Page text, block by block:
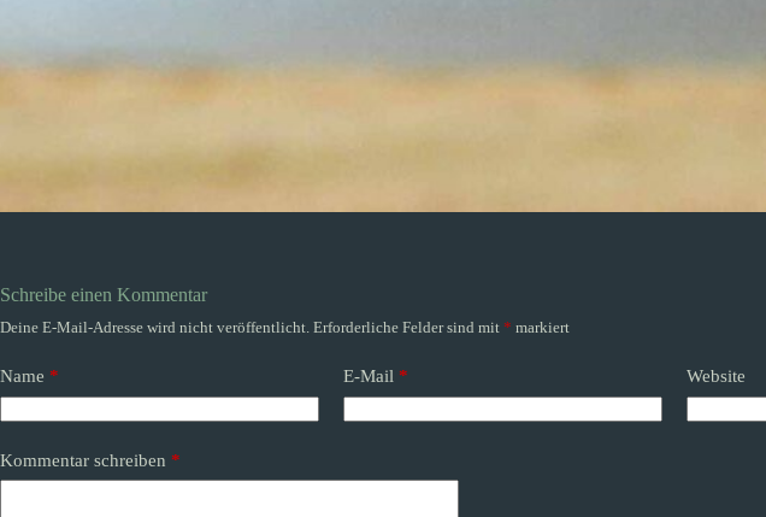
Schreibe einen Kommentar
Deine E-Mail-Adresse wird nicht veröffentlicht. Erforderliche Felder sind mit * markiert
Name * E-Mail * Website
Kommentar schreiben *